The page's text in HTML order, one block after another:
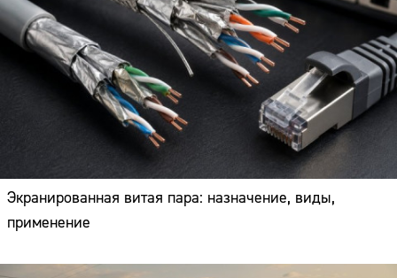
Экранированная витая пара: назначение, виды,
применение